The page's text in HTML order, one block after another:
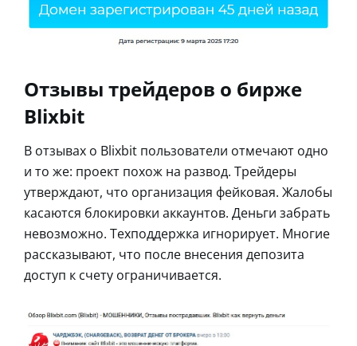
Отзывы трейдеров о бирже
Blixbit
В отзывах о Blixbit пользователи отмечают одно
и то же: проект похож на развод. Трейдеры
утверждают, что организация фейковая. Жалобы
касаются блокировки аккаунтов. Деньги забрать
невозможно. Техподдержка игнорирует. Многие
рассказывают, что после внесения депозита
доступ к счету ограничивается.